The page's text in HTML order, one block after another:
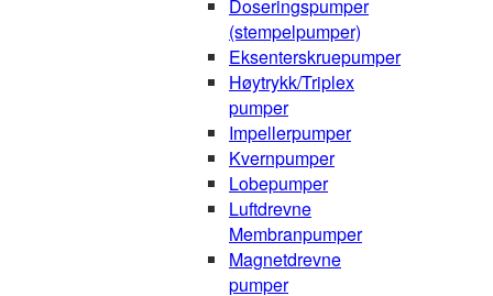
Doseringspumper
(stempelpumper)
Eksenterskruepumper
Høytrykk/Triplex
pumper
Impellerpumper
Kvernpumper
Lobepumper
Luftdrevne
Membranpumper
Magnetdrevne
pumper